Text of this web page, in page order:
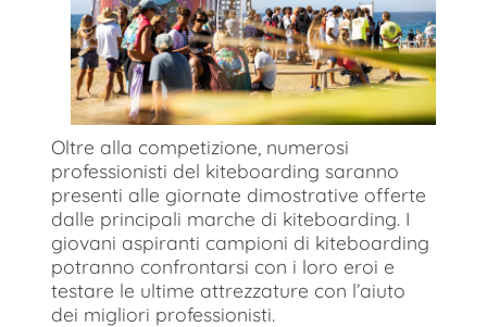
Oltre alla competizione, numerosi
professionisti del kiteboarding saranno
presenti alle giornate dimostrative offerte
dalle principali marche di kiteboarding. I
giovani aspiranti campioni di kiteboarding
potranno confrontarsi con i loro eroi e
testare le ultime attrezzature con l’aiuto
dei migliori professionisti.